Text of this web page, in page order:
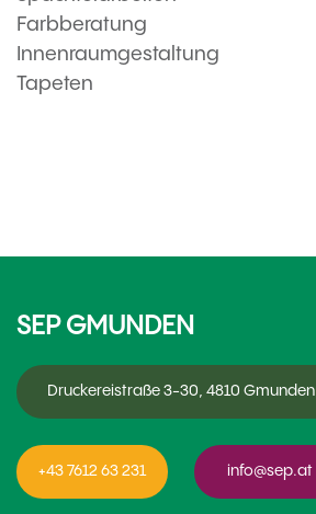
Farbberatung
Innenraumgestaltung
Tapeten
SEP GMUNDEN
Druckereistraße 3-30, 4810 Gmunden
+43 7612 63 231 info@sep.at